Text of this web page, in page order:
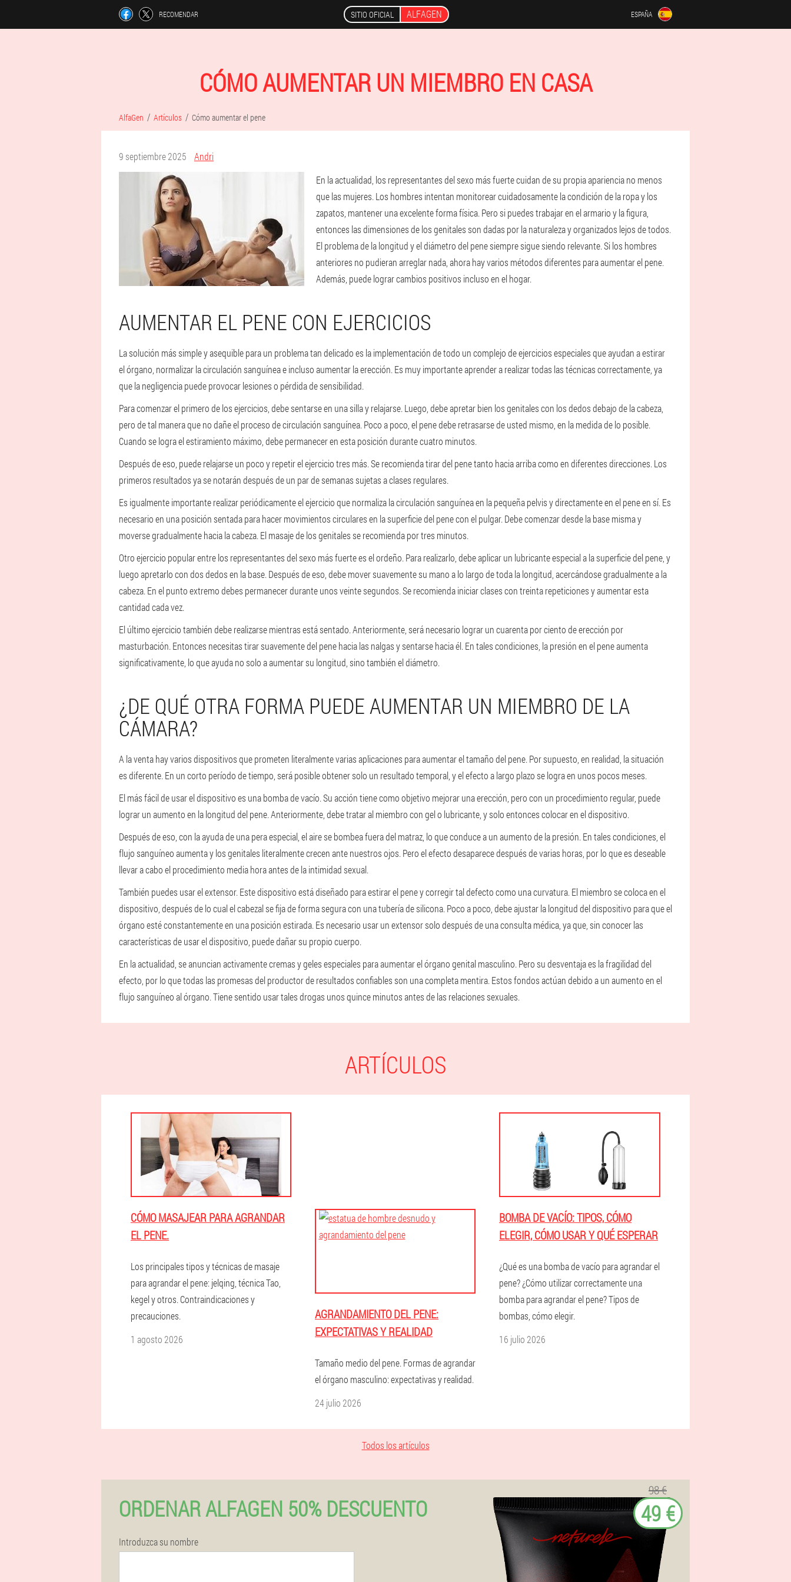
RECOMENDAR SITIO OFICIAL ALFAGEN ESPAÑA
CÓMO AUMENTAR UN MIEMBRO EN CASA
AlfaGen Artículos Cómo aumentar el pene
9 septiembre 2025
Andri
En la actualidad, los representantes del sexo más fuerte cuidan de su propia apariencia no menos
que las mujeres. Los hombres intentan monitorear cuidadosamente la condición de la ropa y los
zapatos, mantener una excelente forma física. Pero si puedes trabajar en el armario y la figura,
entonces las dimensiones de los genitales son dadas por la naturaleza y organizados lejos de todos.
El problema de la longitud y el diámetro del pene siempre sigue siendo relevante. Si los hombres
anteriores no pudieran arreglar nada, ahora hay varios métodos diferentes para aumentar el pene.
Además, puede lograr cambios positivos incluso en el hogar.
AUMENTAR EL PENE CON EJERCICIOS
La solución más simple y asequible para un problema tan delicado es la implementación de todo un complejo de ejercicios especiales que ayudan a estirar
el órgano, normalizar la circulación sanguínea e incluso aumentar la erección. Es muy importante aprender a realizar todas las técnicas correctamente, ya
que la negligencia puede provocar lesiones o pérdida de sensibilidad.
Para comenzar el primero de los ejercicios, debe sentarse en una silla y relajarse. Luego, debe apretar bien los genitales con los dedos debajo de la cabeza,
pero de tal manera que no dañe el proceso de circulación sanguínea. Poco a poco, el pene debe retrasarse de usted mismo, en la medida de lo posible.
Cuando se logra el estiramiento máximo, debe permanecer en esta posición durante cuatro minutos.
Después de eso, puede relajarse un poco y repetir el ejercicio tres más. Se recomienda tirar del pene tanto hacia arriba como en diferentes direcciones. Los
primeros resultados ya se notarán después de un par de semanas sujetas a clases regulares.
Es igualmente importante realizar periódicamente el ejercicio que normaliza la circulación sanguínea en la pequeña pelvis y directamente en el pene en sí. Es
necesario en una posición sentada para hacer movimientos circulares en la superficie del pene con el pulgar. Debe comenzar desde la base misma y
moverse gradualmente hacia la cabeza. El masaje de los genitales se recomienda por tres minutos.
Otro ejercicio popular entre los representantes del sexo más fuerte es el ordeño. Para realizarlo, debe aplicar un lubricante especial a la superficie del pene, y
luego apretarlo con dos dedos en la base. Después de eso, debe mover suavemente su mano a lo largo de toda la longitud, acercándose gradualmente a la
cabeza. En el punto extremo debes permanecer durante unos veinte segundos. Se recomienda iniciar clases con treinta repeticiones y aumentar esta
cantidad cada vez.
El último ejercicio también debe realizarse mientras está sentado. Anteriormente, será necesario lograr un cuarenta por ciento de erección por
masturbación. Entonces necesitas tirar suavemente del pene hacia las nalgas y sentarse hacia él. En tales condiciones, la presión en el pene aumenta
significativamente, lo que ayuda no solo a aumentar su longitud, sino también el diámetro.
¿DE QUÉ OTRA FORMA PUEDE AUMENTAR UN MIEMBRO DE LA
CÁMARA?
A la venta hay varios dispositivos que prometen literalmente varias aplicaciones para aumentar el tamaño del pene. Por supuesto, en realidad, la situación
es diferente. En un corto período de tiempo, será posible obtener solo un resultado temporal, y el efecto a largo plazo se logra en unos pocos meses.
El más fácil de usar el dispositivo es una bomba de vacío. Su acción tiene como objetivo mejorar una erección, pero con un procedimiento regular, puede
lograr un aumento en la longitud del pene. Anteriormente, debe tratar al miembro con gel o lubricante, y solo entonces colocar en el dispositivo.
Después de eso, con la ayuda de una pera especial, el aire se bombea fuera del matraz, lo que conduce a un aumento de la presión. En tales condiciones, el
flujo sanguíneo aumenta y los genitales literalmente crecen ante nuestros ojos. Pero el efecto desaparece después de varias horas, por lo que es deseable
llevar a cabo el procedimiento media hora antes de la intimidad sexual.
También puedes usar el extensor. Este dispositivo está diseñado para estirar el pene y corregir tal defecto como una curvatura. El miembro se coloca en el
dispositivo, después de lo cual el cabezal se fija de forma segura con una tubería de silicona. Poco a poco, debe ajustar la longitud del dispositivo para que el
órgano esté constantemente en una posición estirada. Es necesario usar un extensor solo después de una consulta médica, ya que, sin conocer las
características de usar el dispositivo, puede dañar su propio cuerpo.
En la actualidad, se anuncian activamente cremas y geles especiales para aumentar el órgano genital masculino. Pero su desventaja es la fragilidad del
efecto, por lo que todas las promesas del productor de resultados confiables son una completa mentira. Estos fondos actúan debido a un aumento en el
flujo sanguíneo al órgano. Tiene sentido usar tales drogas unos quince minutos antes de las relaciones sexuales.
ARTÍCULOS
CÓMO MASAJEAR PARA AGRANDAR
EL PENE.
Los principales tipos y técnicas de masaje
para agrandar el pene: jelqing, técnica Tao,
kegel y otros. Contraindicaciones y
precauciones.
1 agosto 2026
AGRANDAMIENTO DEL PENE:
EXPECTATIVAS Y REALIDAD
Tamaño medio del pene. Formas de agrandar
el órgano masculino: expectativas y realidad.
24 julio 2026
BOMBA DE VACÍO: TIPOS, CÓMO
ELEGIR, CÓMO USAR Y QUÉ ESPERAR
¿Qué es una bomba de vacío para agrandar el
pene? ¿Cómo utilizar correctamente una
bomba para agrandar el pene? Tipos de
bombas, cómo elegir.
16 julio 2026
Todos los artículos
ORDENAR ALFAGEN 50% DESCUENTO
Introduzca su nombre
98 €
49 €